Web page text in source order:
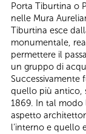
Porta Tiburtina o
nelle Mura
Tiburtina esce
monumentale,
permettere il
un gruppo di
Successivamente
quello più antico,
1869. In tal modo
aspetto
l’interno e quello